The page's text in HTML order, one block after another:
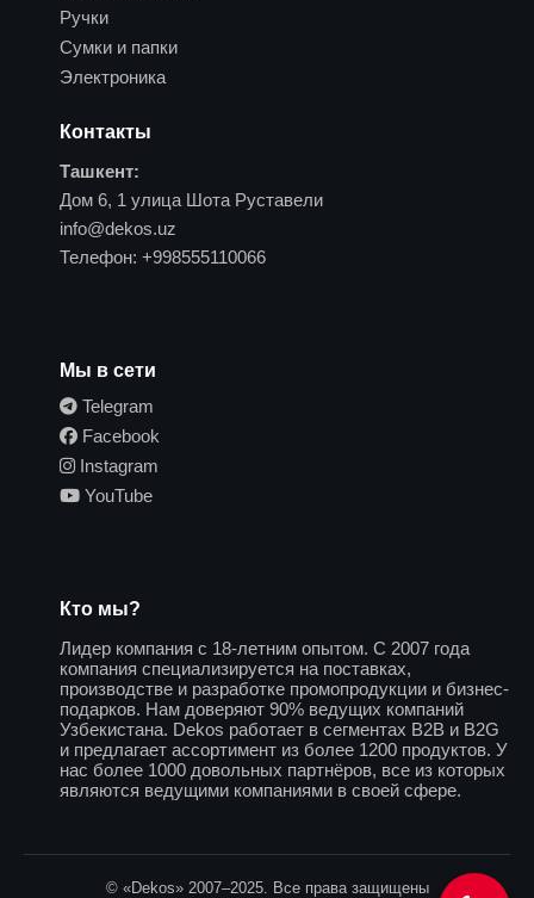
Ручки
Сумки и папки
Электроника
Контакты
Ташкент:
Дом 6, 1 улица Шота Руставели
info@dekos.uz
Телефон: +998555110066
Мы в сети
Telegram
Facebook
Instagram
YouTube
Кто мы?
Лидер компания с 18-летним опытом. С 2007 года
компания специализируется на поставках,
производстве и разработке промопродукции и бизнес-
подарков. Нам доверяют 90% ведущих компаний
Узбекистана. Dekos работает в сегментах B2B и B2G
и предлагает ассортимент из более 1200 продуктов. У
нас более 1000 довольных партнёров, все из которых
являются ведущими компаниями в своей сфере.
© «Dekos» 2007–2025. Все права защищены